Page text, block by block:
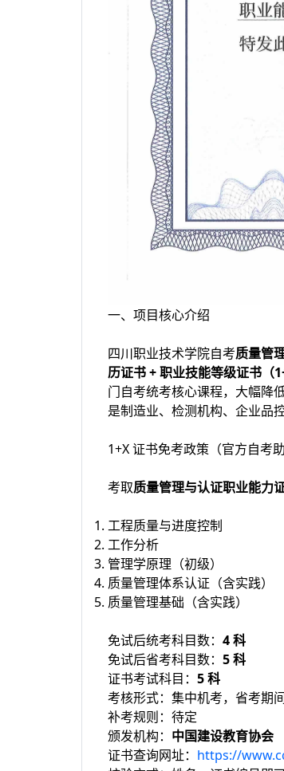
一、项目核心介绍
四川职业技术学院自考质量管
历证书 + 职业技能等级证书（
门自考统考核心课程，大幅降
是制造业、检测机构、企业品
1+X 证书免考政策（官方自考助
考取质量管理与认证职业能力
工程质量与进度控制
工作分析
管理学原理（初级）
质量管理体系认证（含实践）
质量管理基础（含实践）
免试后统考科目数： 4 科
免试后省考科目数： 5 科
证书考试科目： 5 科
考核形式：集中机考，省考期
补考规则：待定
颁发机构： 中国建设教育协会
证书查询网址： https://